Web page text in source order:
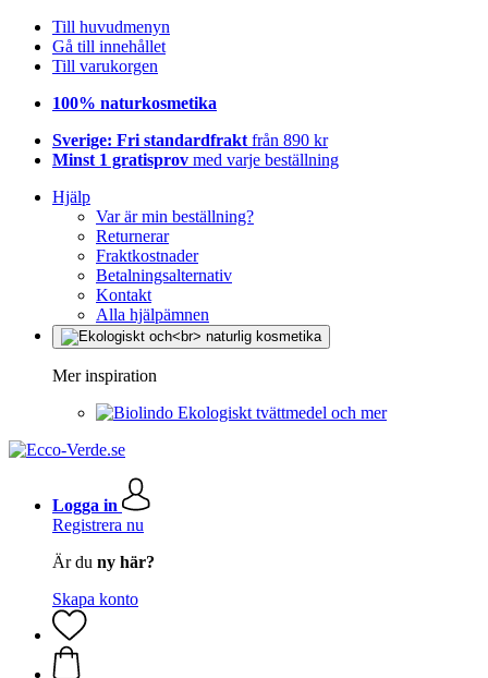
Till huvudmenyn
Gå till innehållet
Till varukorgen
100% naturkosmetika
Sverige: Fri standardfrakt från 890 kr
Minst 1 gratisprov med varje beställning
Hjälp
Var är min beställning?
Returnerar
Fraktkostnader
Betalningsalternativ
Kontakt
Alla hjälpämnen
Mer inspiration
Ekologiskt tvättmedel och mer
Logga in
Registrera nu
Är du ny här?
Skapa konto